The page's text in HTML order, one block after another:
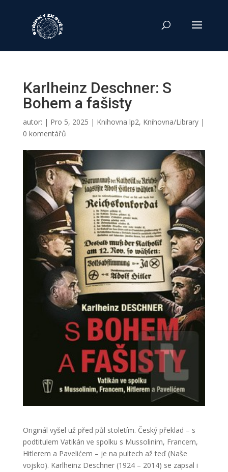
Karlheinz Deschner: S
Bohem a fašisty
autor: | Pro 5, 2025 | Knihovna lp2, Knihovna/Library|
0 komentářů
Originál vyšel už před půl stoletím. Český překlad – s
podtitulem Vatikán ve spolku s Mussolinim, Francem,
Hitlerem a Pavelićem – je na pultech až teď (Naše
vojsko). Karlheinz Deschner (1924 – 2014) se zapsal i